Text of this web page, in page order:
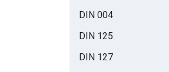
DIN 004
DIN 125
DIN 127